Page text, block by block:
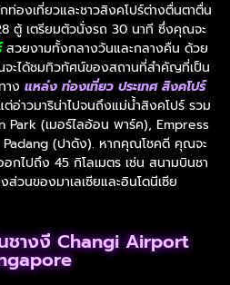
องเที่ยวและชาวสิงคโปร์ต่างตื่นตาตื่น
ตู้ เตรียมตัวนั่งรถ 30 นาที ซึ่งคุณจะ
สวยงามทั้งกลางวันและกลางคืน ด้วย
ะได้ชมทิวทัศน์ของสถานที่สำคัญที่เป็น
ง แหล่ง ท่องเที่ยว ประเทศ สิงคโปร์
อ่าวมาริน่าไปจนถึงแม่น้ำสิงคโปร์ รวม
(เมอร์ไลอ้อน พาร์ค), Empress
Padang (ปาดัง). หากคุณโชคดี คุณจะ
กไปถึง 45 กิโลเมตร เช่น สนามบินชา
ส่วนของมาเลเซียและอินโดนีเซีย
ชางงี Changi Airport